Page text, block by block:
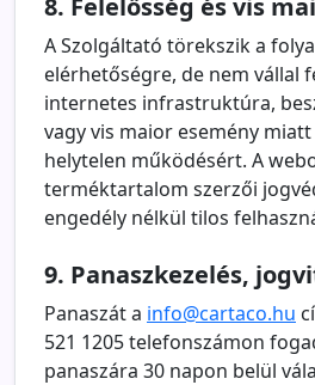
8. Felelősség és vis
A Szolgáltató törekszik a
elérhetőségre, de nem vállal
internetes infrastruktúra,
vagy vis maior esemény
helytelen működésért. A
terméktartalom szerzői
engedély nélkül tilos
9. Panaszkezelés,
Panaszát a info@cartaco.hu
521 1205 telefonszámon
panaszára 30 napon belül